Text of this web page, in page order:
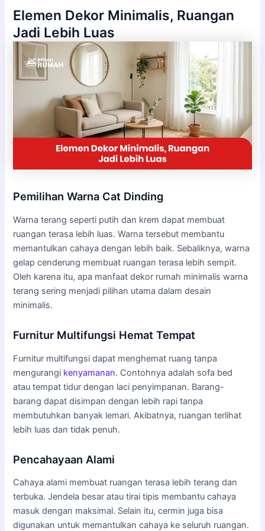
Elemen Dekor Minimalis, Ruangan
Jadi Lebih Luas
Pemilihan Warna Cat Dinding
Warna terang seperti putih dan krem dapat membuat
ruangan terasa lebih luas. Warna tersebut membantu
memantulkan cahaya dengan lebih baik. Sebaliknya, warna
gelap cenderung membuat ruangan terasa lebih sempit.
Oleh karena itu, apa manfaat dekor rumah minimalis warna
terang sering menjadi pilihan utama dalam desain
minimalis.
Furnitur Multifungsi Hemat Tempat
Furnitur multifungsi dapat menghemat ruang tanpa
mengurangi kenyamanan. Contohnya adalah sofa bed
atau tempat tidur dengan laci penyimpanan. Barang-
barang dapat disimpan dengan lebih rapi tanpa
membutuhkan banyak lemari. Akibatnya, ruangan terlihat
lebih luas dan tidak penuh.
Pencahayaan Alami
Cahaya alami membuat ruangan terasa lebih terang dan
terbuka. Jendela besar atau tirai tipis membantu cahaya
masuk dengan maksimal. Selain itu, cermin juga bisa
digunakan untuk memantulkan cahaya ke seluruh ruangan.